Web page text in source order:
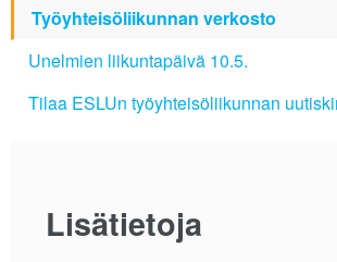
Työyhteisöliikunnan verkosto
Unelmien liikuntapäivä 10.5.
Tilaa ESLUn työyhteisöliikunnan
Lisätietoja